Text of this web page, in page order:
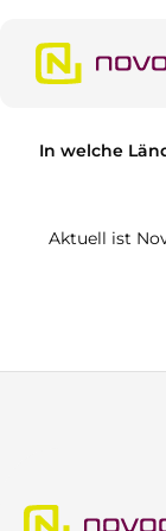
In welche
Aktuell ist